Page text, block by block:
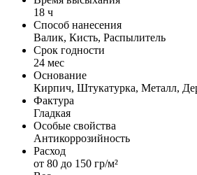
18 ч
Способ нанесения
Валик, Кисть, Распылитель
Срок годности
24 мес
Основание
Кирпич, Штукатурка, Металл,
Фактура
Гладкая
Особые свойства
Антикоррозийность
Расход
от 80 до 150 гр/м²